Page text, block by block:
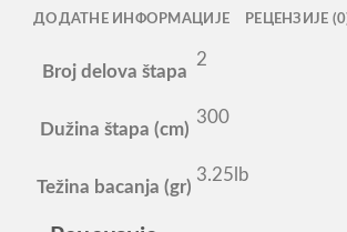
ДОДАТНЕ ИНФОРМАЦИЈЕ РЕЦЕНЗИЈЕ
Broj delova štapa
2
Dužina štapa (cm)
300
Težina bacanja (gr)
3.25lb